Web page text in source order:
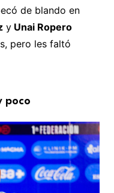
de blando en
yUnai Ropero
pero les faltó
poco